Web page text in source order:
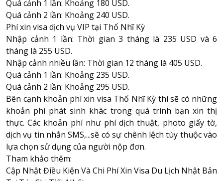
Quá cảnh 1 lần: Khoảng 180 USD.
Quá cảnh 2 lần: Khoảng 240 USD.
Phí xin visa dịch vụ VIP tại Thổ Nhĩ Kỳ
Nhập cảnh 1 lần: Thời gian 3 tháng là 235 USD và 6
tháng là 255 USD.
Nhập cảnh nhiều lần: Thời gian 12 tháng là 405 USD.
Quá cảnh 1 lần: Khoảng 235 USD.
Quá cảnh 2 lần: Khoảng 295 USD.
Bên cạnh khoản phí xin visa Thổ Nhĩ Kỳ thì sẽ có những
khoản phí phát sinh khác trong quá trình bạn xin thị
thực. Các khoản phí như phí dịch thuật, photo giấy tờ,
dịch vụ tin nhắn SMS,...sẽ có sự chênh lệch tùy thuộc vào
lựa chọn sử dụng của người nộp đơn.
Tham khảo thêm:
Cập Nhật Điều Kiện Và Chi Phí Xin Visa Du Lịch Nhật Bản